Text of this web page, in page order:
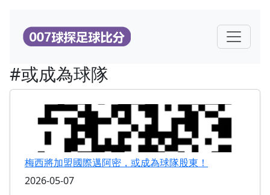
#或成為球隊
梅西將加盟國際邁阿密，或成為球隊股東！
2026-05-07